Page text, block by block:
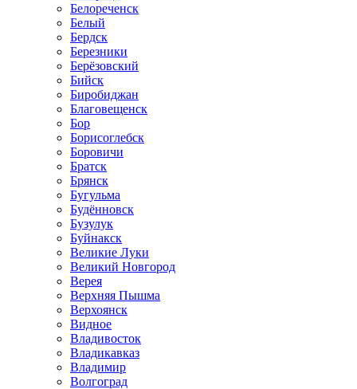
Белореченск
Белый
Бердск
Березники
Берёзовский
Бийск
Биробиджан
Благовещенск
Бор
Борисоглебск
Боровичи
Братск
Брянск
Бугульма
Будённовск
Бузулук
Буйнакск
Великие Луки
Великий Новгород
Верея
Верхняя Пышма
Верхоянск
Видное
Владивосток
Владикавказ
Владимир
Волгоград